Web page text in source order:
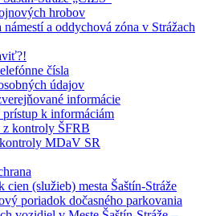
hrobov
námestí a oddychová zóna v Strážach
čísla
údajov
informácie
prístup k informáciám
kontroly ŠFRB
MDaV SR
cien (služieb) mesta Šaštín-Stráže
poriadok dočasného parkovania